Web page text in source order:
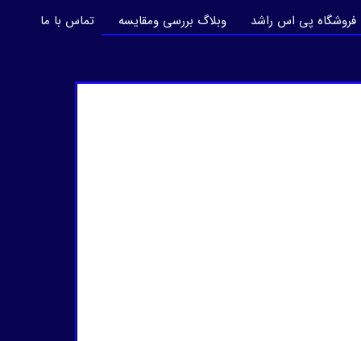
فروشگاه پی اس راشد وبلاگ بررسی ومقایسه تماس با ما